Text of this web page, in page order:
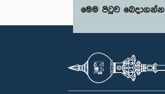
මෙම පිටුව බෙදාගන්න